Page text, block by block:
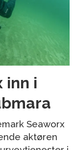
inn i
Seaworx
aktøren